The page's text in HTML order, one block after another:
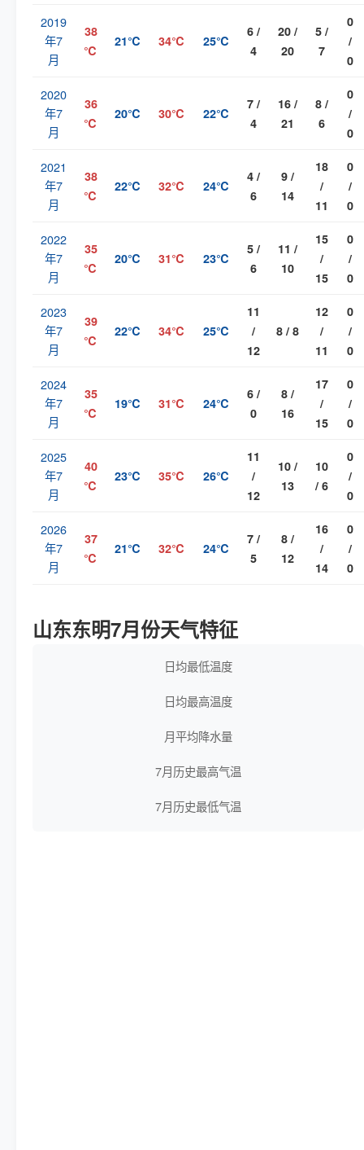
2019
年7
月
38
℃
21℃ 34℃ 25℃
6 /
4
20 /
20
5 /
7
0
/
0
2020
年7
月
36
℃
20℃ 30℃ 22℃
7 /
4
16 /
21
8 /
6
0
/
0
2021
年7
月
38
℃
22℃ 32℃ 24℃
4 /
6
9 /
14
18
/
11
0
/
0
2022
年7
月
35
℃
20℃ 31℃ 23℃
5 /
6
11 /
10
15
/
15
0
/
0
2023
年7
月
39
℃
22℃ 34℃ 25℃
11
/
12
8 / 8
12
/
11
0
/
0
2024
年7
月
35
℃
19℃ 31℃ 24℃
6 /
0
8 /
16
17
/
15
0
/
0
2025
年7
月
40
℃
23℃ 35℃ 26℃
11
/
12
10 /
13
10
/ 6
0
/
0
2026
年7
月
37
℃
21℃ 32℃ 24℃
7 /
5
8 /
12
16
/
14
0
/
0
山东东明7月份天气特征
日均最低温度
日均最高温度
月平均降水量
7月历史最高气温
7月历史最低气温